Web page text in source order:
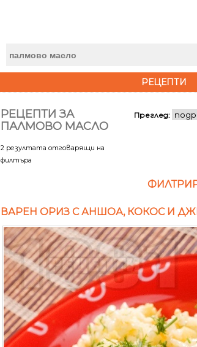
РЕЦЕПТИ
РЕЦЕПТИ ЗА
ПАЛМОВО МАСЛО
2 резултата отговарящи на
филтъра
Преглед:
ВАРЕН ОРИЗ С АНШОА, КОКОС И